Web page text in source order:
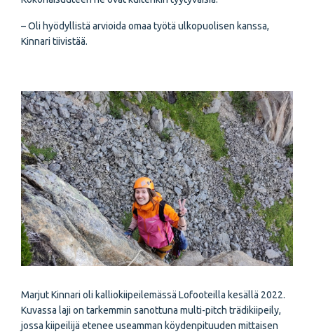
– Oli hyödyllistä arvioida omaa työtä ulkopuolisen kanssa,
Kinnari tiivistää.
Marjut Kinnari oli kalliokiipeilemässä Lofooteilla kesällä 2022.
Kuvassa laji on tarkemmin sanottuna multi-pitch trädikiipeily,
jossa kiipeilijä etenee useamman köydenpituuden mittaisen